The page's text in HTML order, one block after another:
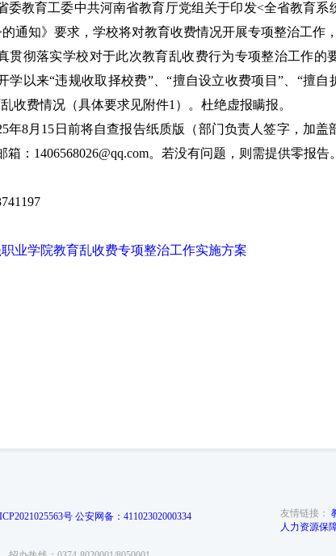
委教育工委中共河南省教育厅党组关于印发<全省教育系
通知》要求，学校将对教育收费情况开展专项整治工作
贯彻落实学校对于此次教育乱收费行为专项整治工作的
学以来“违规收取择校费”、“擅自设立收费项目”、“擅自
收费情况（具体要求见附件1）。杜绝虚报瞒报。
年8月15日前将自查报告纸质版（部门负责人签字，加
：1406568026@qq.com。若没有问题，则需提供零报告。
业学院教育乱收费专项整治工作实施方案
号 公安网备：41102302000334
友情链接：
人力资源保